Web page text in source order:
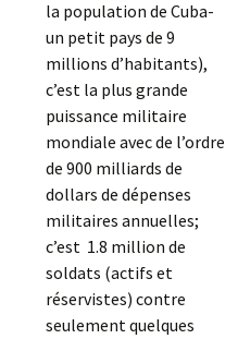
la population de Cuba-
un petit pays de 9
millions d’habitants),
c’est la plus grande
puissance militaire
mondiale avec de l’ordre
de 900 milliards de
dollars de dépenses
militaires annuelles;
c’est 1.8 million de
soldats (actifs et
réservistes) contre
seulement quelques